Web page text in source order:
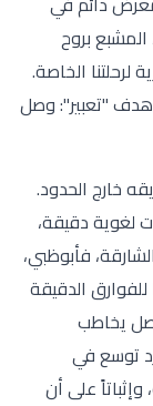
بروح
لرحلتنا الخاصة.
هدف "تعبير": وصل
خارج الحدود.
لغوية دقيقة،
فأبوظبي،
الدقيقة
يخاطب
توسع في
على أن